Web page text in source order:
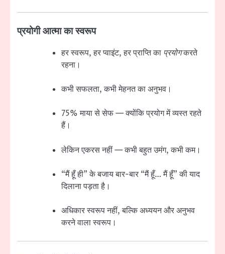
प्रयोगी आत्मा का स्वरूप
हर स्वरूप, हर प्वाइंट, हर प्राप्ति का प्रयोगकरते
रहना।
कभी सफलता, कभी मेहनत का अनुभव।
75% माया से सेफ — क्योंकि प्रयोग में व्यस्त रहते
हैं।
लेकिन एकरस नहीं — कभी बहुत उमंग, कभी कम।
“मैं हूँ ही” के बजाय बार-बार “मैं हूँ… मैं हूँ” की याद
दिलाना पड़ता है।
अधिकार स्वरूप नहीं, बल्कि अध्ययन और अनुभव
करने वाला स्वरूप।